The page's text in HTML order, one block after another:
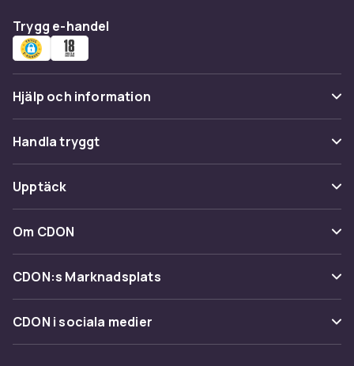
Trygg e-handel
Hjälp och information
Vanliga frågor
Spåra paket
Ångra & Returnera här
Kundservice
Handla tryggt
Betalning
Leverans
Återkallelser
Upptäck
Kategorier
Varumärken
Shopit.se
Om CDON
Om oss
Kundrecensioner
CDON:s Marknadsplats
Sälj på CDON
Bli affiliate
CDON i sociala medier